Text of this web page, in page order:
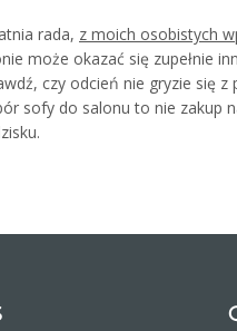
rada, z moich osobistych
może okazać się zupełnie
czy odcień nie gryzie się
sofy do salonu to nie zakup